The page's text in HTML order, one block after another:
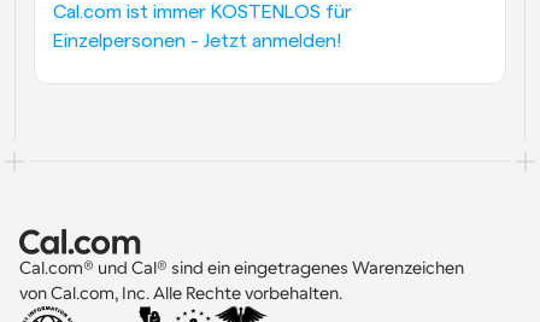
Cal.com ist immer KOSTENLOS für
Einzelpersonen - Jetzt anmelden!
Cal.com® und Cal® sind ein eingetragenes Warenzeichen
von Cal.com, Inc. Alle Rechte vorbehalten.